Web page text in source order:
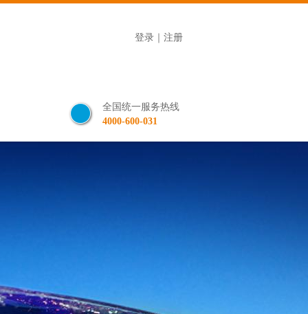
登录 注册
全国统一服务热线
4000-600-031